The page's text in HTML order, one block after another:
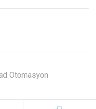
Otomasyon